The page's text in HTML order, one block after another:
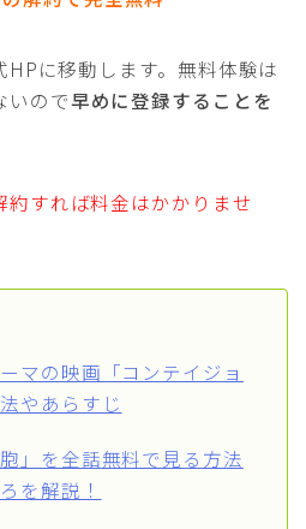
HPに移動します。無料体験は
いので早めに登録することを
すれば料金はかかりませ
マの映画「コンテイジョ
やあらすじ
」を全話無料で見る方法
を解説！